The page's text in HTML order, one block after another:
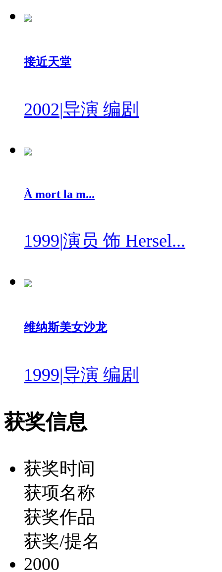
接近天堂
2002|导演 编剧
À mort la m...
1999|演员 饰 Hersel...
维纳斯美女沙龙
1999|导演 编剧
获奖信息
获奖时间
获项名称
获奖作品
获奖/提名
2000